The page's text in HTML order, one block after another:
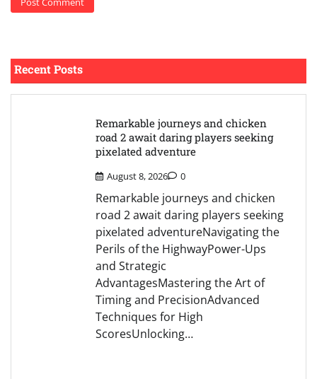
Recent Posts
Remarkable journeys and chicken
road 2 await daring players seeking
pixelated adventure
August 8, 2026 0
Remarkable journeys and chicken
road 2 await daring players seeking
pixelated adventureNavigating the
Perils of the HighwayPower-Ups
and Strategic
AdvantagesMastering the Art of
Timing and PrecisionAdvanced
Techniques for High
ScoresUnlocking…